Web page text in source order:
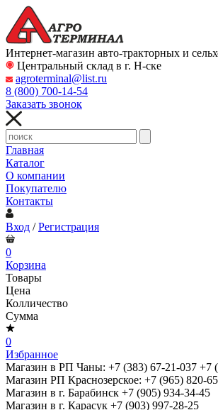
Интернет-магазин авто-тракторных и
Центральный склад в г. Н-ске
agroterminal@list.ru
8 (800) 700-14-54
Заказать звонок
Главная
Каталог
О компании
Покупателю
Контакты
Вход /Регистрация
0
Корзина
Товары
Цена
Колличество
Сумма
0
Избранное
Магазин в РП Чаны: +7 (383) 67-21-037 +7
Магазин РП Краснозерское: +7 (965) 820-
Магазин в г. Барабинск +7 (905) 934-34-45
Магазин в г. Карасук +7 (903) 997-28-25